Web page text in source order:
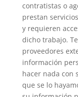
contratistas o
prestan
y requieren
dicho trabajo.
proveedores
información
hacer nada con
que se lo